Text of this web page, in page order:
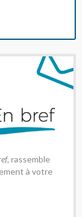
, rassemble
à votre